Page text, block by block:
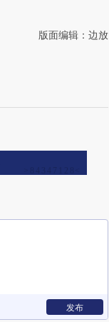
版面编辑：边放
发布